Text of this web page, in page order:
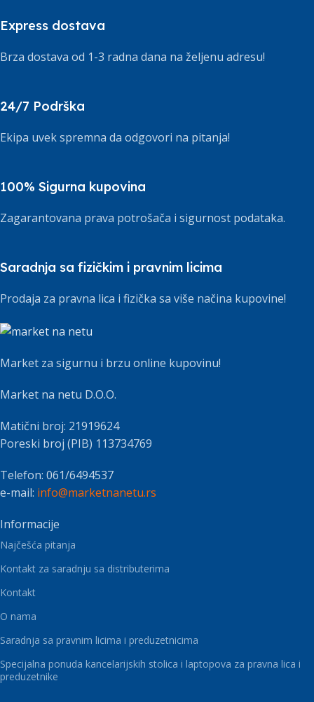
Express dostava
Brza dostava od 1-3 radna dana na željenu adresu!
24/7 Podrška
Ekipa uvek spremna da odgovori na pitanja!
100% Sigurna kupovina
Zagarantovana prava potrošača i sigurnost podataka.
Saradnja sa fizičkim i pravnim licima
Prodaja za pravna lica i fizička sa više načina kupovine!
Market za sigurnu i brzu online kupovinu!
Market na netu D.O.O.
Matični broj: 21919624
Poreski broj (PIB) 113734769
Telefon: 061/6494537
e-mail: info@marketnanetu.rs
Informacije
Najčešća pitanja
Kontakt za saradnju sa distributerima
Kontakt
O nama
Saradnja sa pravnim licima i preduzetnicima
Specijalna ponuda kancelarijskih stolica i laptopova za pravna lica i
preduzetnike